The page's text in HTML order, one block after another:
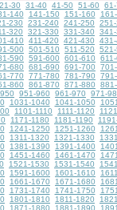
21-30 31-40 41-50 51-60
140 141-150 151-160
230 231-240 241-250
320 321-330 331-340
410 411-420 421-430
500 501-510 511-520
590 591-600 601-610
680 681-690 691-700
770 771-780 781-790
860 861-870 871-880
951-960 961-970 971-
1031-1040 1041-1050
1101-1110 1111-1120
1171-1180 1181-1190
1241-1250 1251-1260
1311-1320 1321-1330
1381-1390 1391-1400
1451-1460 1461-1470
1521-1530 1531-1540
1591-1600 1601-1610
1661-1670 1671-1680
1731-1740 1741-1750
1801-1810 1811-1820
1871-1880 1881-1890